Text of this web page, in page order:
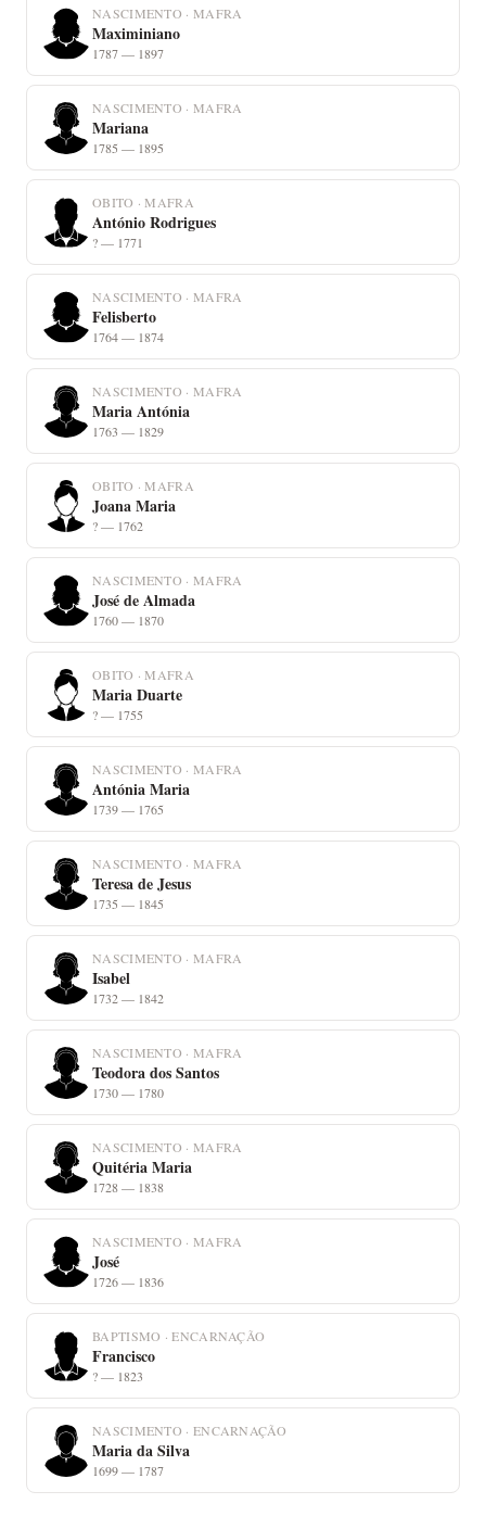
NASCIMENTO · MAFRA
Maximiniano
1787 — 1897
NASCIMENTO · MAFRA
Mariana
1785 — 1895
OBITO · MAFRA
António Rodrigues
? — 1771
NASCIMENTO · MAFRA
Felisberto
1764 — 1874
NASCIMENTO · MAFRA
Maria Antónia
1763 — 1829
OBITO · MAFRA
Joana Maria
? — 1762
NASCIMENTO · MAFRA
José de Almada
1760 — 1870
OBITO · MAFRA
Maria Duarte
? — 1755
NASCIMENTO · MAFRA
Antónia Maria
1739 — 1765
NASCIMENTO · MAFRA
Teresa de Jesus
1735 — 1845
NASCIMENTO · MAFRA
Isabel
1732 — 1842
NASCIMENTO · MAFRA
Teodora dos Santos
1730 — 1780
NASCIMENTO · MAFRA
Quitéria Maria
1728 — 1838
NASCIMENTO · MAFRA
José
1726 — 1836
BAPTISMO · ENCARNAÇÃO
Francisco
? — 1823
NASCIMENTO · ENCARNAÇÃO
Maria da Silva
1699 — 1787